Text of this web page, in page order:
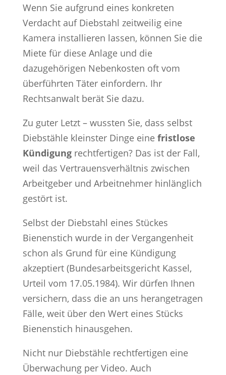
Wenn Sie aufgrund eines konkreten
Verdacht auf Diebstahl zeitweilig eine
Kamera installieren lassen, können Sie die
Miete für diese Anlage und die
dazugehörigen Nebenkosten oft vom
überführten Täter einfordern. Ihr
Rechtsanwalt berät Sie dazu.
Zu guter Letzt – wussten Sie, dass selbst
Diebstähle kleinster Dinge eine fristlose
Kündigungrechtfertigen? Das ist der Fall,
weil das Vertrauensverhältnis zwischen
Arbeitgeber und Arbeitnehmer hinlänglich
gestört ist.
Selbst der Diebstahl eines Stückes
Bienenstich wurde in der Vergangenheit
schon als Grund für eine Kündigung
akzeptiert (Bundesarbeitsgericht Kassel,
Urteil vom 17.05.1984). Wir dürfen Ihnen
versichern, dass die an uns herangetragen
Fälle, weit über den Wert eines Stücks
Bienenstich hinausgehen.
Nicht nur Diebstähle rechtfertigen eine
Überwachung per Video. Auch